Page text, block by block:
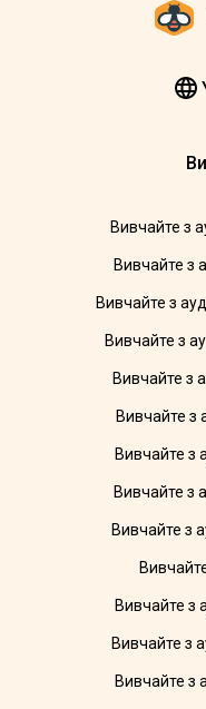
Вивчайте з
Вивчайте з
Вивчайте з
Вивчайте з
Вивчайте з
Вивчайте з
Вивчайте з
Вивчайте з
Вивчайте з
Вивчайте з
Вивчайте з
Вивчайте з